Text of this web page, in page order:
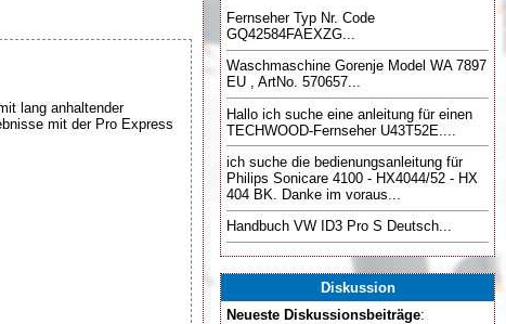
lang anhaltender
mit der Pro Express
Fernseher Typ Nr. Code
GQ42584FAEXZG...
Waschmaschine Gorenje Model WA 7897
EU , ArtNo. 570657...
Hallo ich suche eine anleitung für einen
TECHWOOD-Fernseher U43T52E....
ich suche die bedienungsanleitung für
Philips Sonicare 4100 - HX4044/52 - HX
404 BK. Danke im voraus...
Handbuch VW ID3 Pro S Deutsch...
Diskussion
Neueste Diskussionsbeiträge: